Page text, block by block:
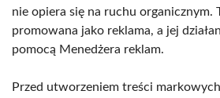
nie opiera się na ruchu organicznym.
promowana jako reklama, a jej
pomocą Menedżera reklam.
Przed utworzeniem treści markowych